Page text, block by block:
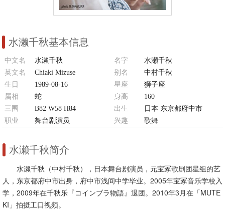
水濑千秋基本信息
中文名 水濑千秋 名字
水瀬千秋
英文名
Chiaki Mizuse 别名
中村千秋
生日
1989-08-16 星座
狮子座
属相
蛇 身高
160
三围
B82 W58 H84 出生
日本 东京都府中市
职业
舞台剧演员 兴趣 歌舞
水濑千秋简介
水濑千秋（中村千秋），日本舞台剧演员，元宝冢歌剧团星组的艺
人，东京都府中市出身，府中市浅间中学毕业。2005年宝冢音乐学校入
学，2009年在千秋乐『コインブラ物語』退团。2010年3月在「MUTE
KI」拍摄工口视频。